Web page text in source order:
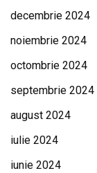
decembrie 2024
noiembrie 2024
octombrie 2024
septembrie 2024
august 2024
iulie 2024
iunie 2024